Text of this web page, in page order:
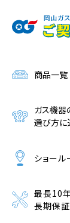
商品一覧
ガス機器
選び方に
ショール
最長10
長期保証